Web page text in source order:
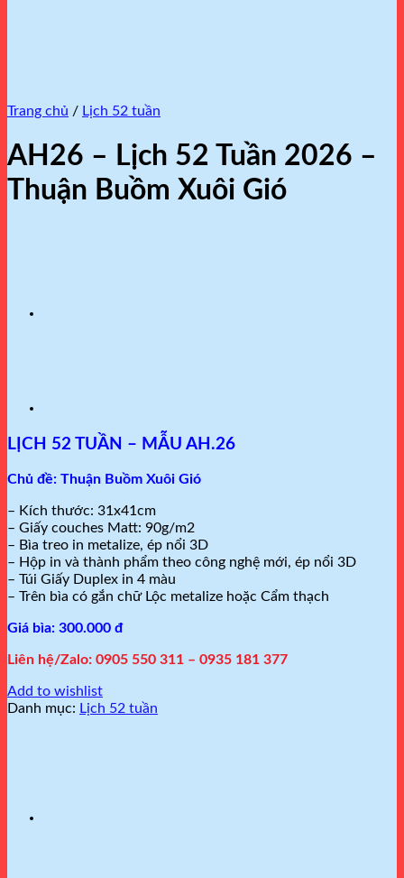
Trang chủ / Lịch 52 tuần
AH26 – Lịch 52 Tuần 2026 –
Thuận Buồm Xuôi Gió
LỊCH 52 TUẦN – MẪU AH.26
Chủ đề: Thuận Buồm Xuôi Gió
– Kích thước: 31x41cm
– Giấy couches Matt: 90g/m2
– Bìa treo in metalize, ép nổi 3D
– Hộp in và thành phẩm theo công nghệ mới, ép nổi 3D
– Túi Giấy Duplex in 4 màu
– Trên bìa có gắn chữ Lộc metalize hoặc Cẩm thạch
Giá bìa: 300.000 đ
Liên hệ/Zalo: 0905 550 311 – 0935 181 377
Add to wishlist
Danh mục: Lịch 52 tuần